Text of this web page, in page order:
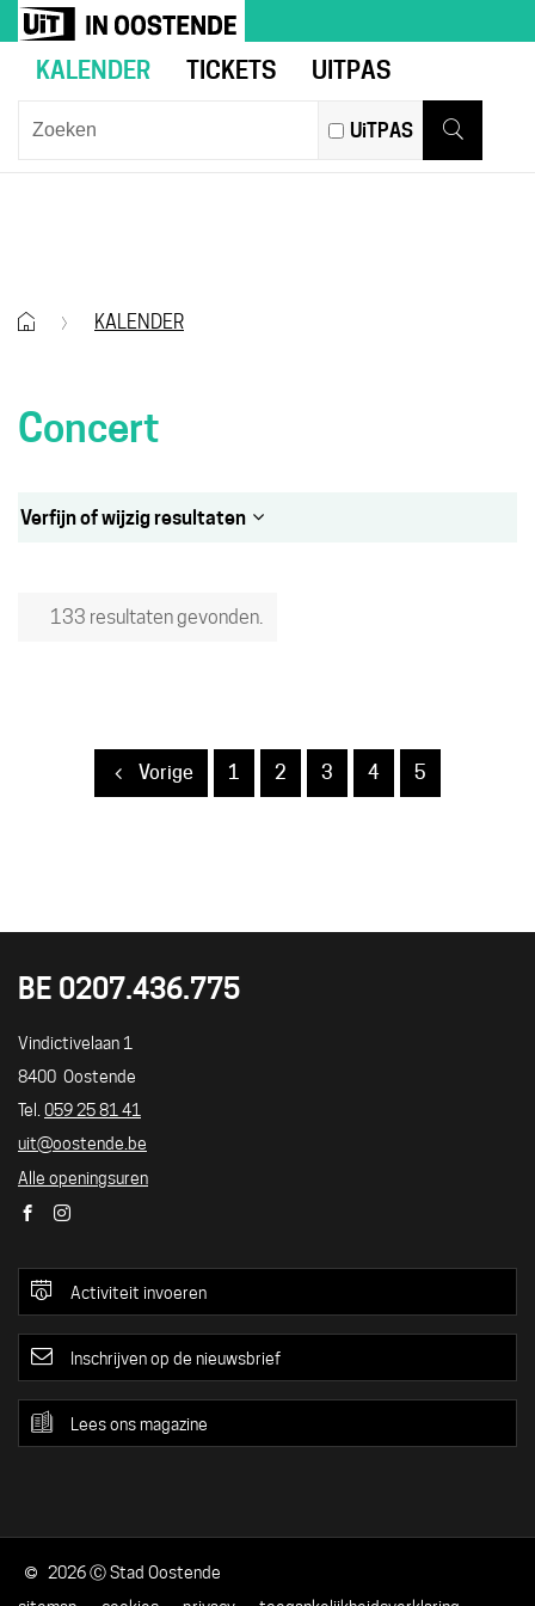
inhoud
naar
verfijn
UiT
inKALENDER TICKETS UITPAS
Wat
UiTPAS
Zoeken
StartpaginaKALENDER
Concert
133 resultaten gevonden.
Vorige pagina
1 pagina
2 pagina
3 pagina
4 pagina
5
Verfijn of wijzig resultaten
BE 0207.436.775
UITLOKET
Adres
Vindictivelaan 1
8400 Oostende
Tel./GSM
059 25 81 41
E-
mail
uit@oostende.be
Alle openingsuren
FacebookInstagram
Activiteit invoeren
Inschrijven op de nieuwsbrief
Lees ons magazine
2026 ⒸStad Oostende